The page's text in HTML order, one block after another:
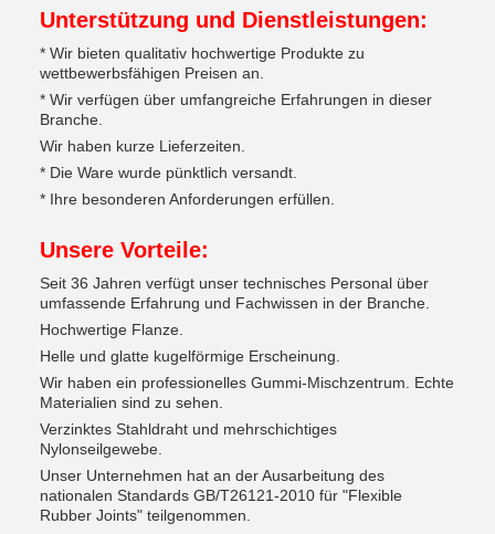
Unterstützung und Dienstleistungen:
* Wir bieten qualitativ hochwertige Produkte zu
wettbewerbsfähigen Preisen an.
* Wir verfügen über umfangreiche Erfahrungen in dieser
Branche.
Wir haben kurze Lieferzeiten.
* Die Ware wurde pünktlich versandt.
* Ihre besonderen Anforderungen erfüllen.
Unsere Vorteile:
Seit 36 Jahren verfügt unser technisches Personal über
umfassende Erfahrung und Fachwissen in der Branche.
Hochwertige Flanze.
Helle und glatte kugelförmige Erscheinung.
Wir haben ein professionelles Gummi-Mischzentrum. Echte
Materialien sind zu sehen.
Verzinktes Stahldraht und mehrschichtiges
Nylonseilgewebe.
Unser Unternehmen hat an der Ausarbeitung des
nationalen Standards GB/T26121-2010 für "Flexible
Rubber Joints" teilgenommen.